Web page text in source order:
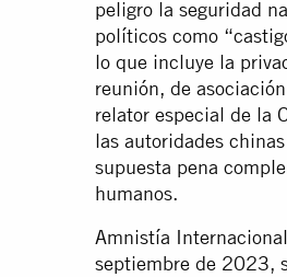
peligro la seguridad
políticos como
lo que incluye la
reunión, de
relator especial de la
las autoridades
supuesta pena
humanos.
Amnistía
septiembre de 2023,